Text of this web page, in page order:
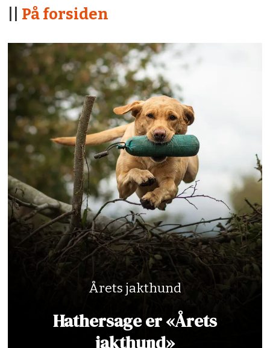
På forsiden
Årets jakthund
Hathersage er «Årets
jakthund»